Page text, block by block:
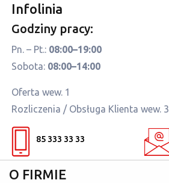
Infolinia
Godziny pracy:
Pn. – Pt.: 08:00–19:00
Sobota: 08:00–14:00
Oferta wew. 1
Rozliczenia / Obsługa Klienta wew. 3
85 333 33 33
O FIRMIE